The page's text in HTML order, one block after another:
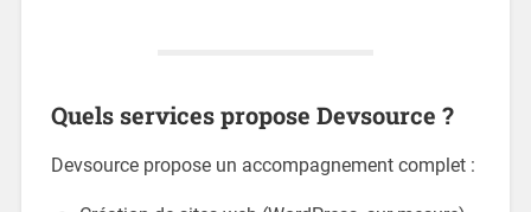
Quels services propose Devsource ?
Devsource propose un accompagnement complet :